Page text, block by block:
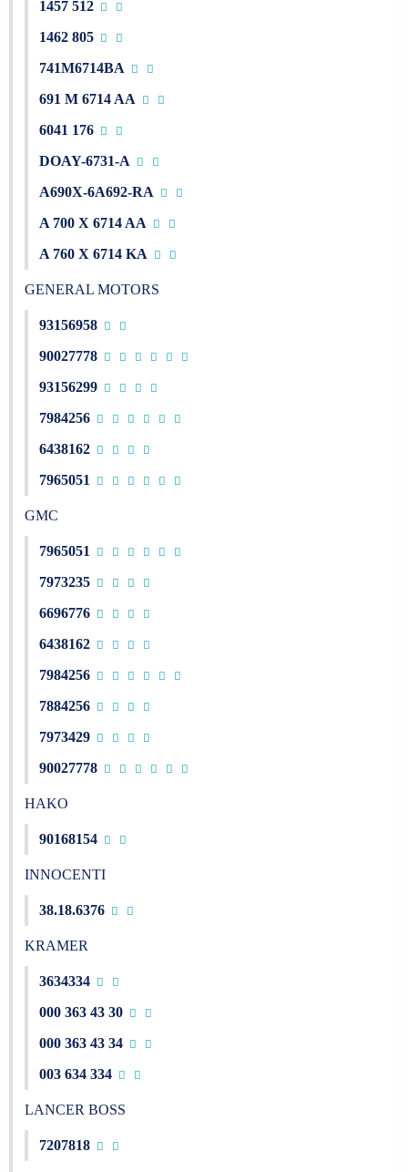
1457 512
1462 805
741M6714BA
691 M 6714 AA
6041 176
DOAY-6731-A
A690X-6A692-RA
A 700 X 6714 AA
A 760 X 6714 KA
GENERAL MOTORS
93156958
90027778
93156299
7984256
6438162
7965051
GMC
7965051
7973235
6696776
6438162
7984256
7884256
7973429
90027778
HAKO
90168154
INNOCENTI
38.18.6376
KRAMER
3634334
000 363 43 30
000 363 43 34
003 634 334
LANCER BOSS
7207818